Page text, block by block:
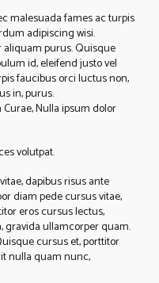
malesuada fames ac turpis
adipiscing wisi.
purus. Quisque
id, eleifend justo vel
faucibus orci luctus non,
in, purus.
Nulla ipsum dolor
volutpat.
dapibus risus ante
diam pede cursus vitae,
eros cursus lectus,
gravida ullamcorper quam.
cursus et, porttitor
nulla quam nunc,